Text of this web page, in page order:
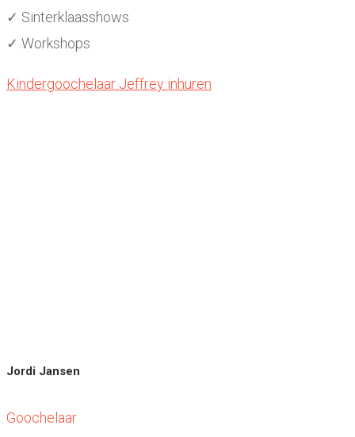
✓ Sinterklaasshows
✓ Workshops
Kindergoochelaar Jeffrey inhuren
Jordi Jansen
Goochelaar